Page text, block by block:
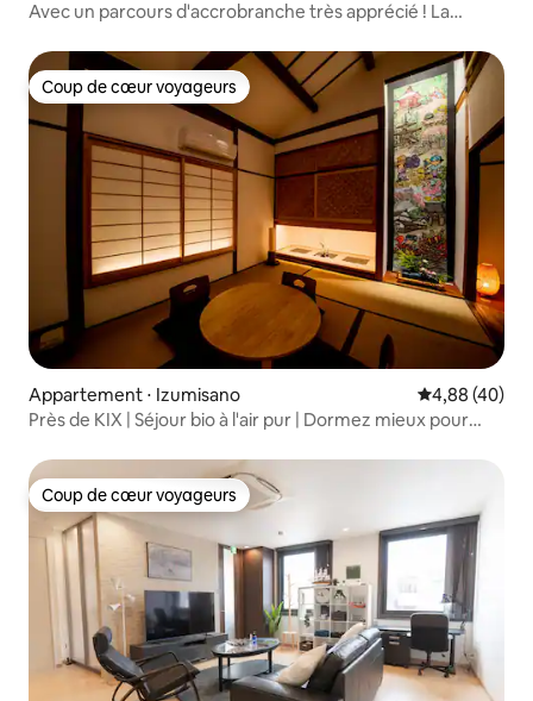
Avec un parcours d'accrobranche très apprécié ! La
de la gare, peut accueillir jusqu'à 35 personnes ! À deux
pas d'USJ
Coup de cœur voyageurs
Coup de cœur voyageurs
Appartement ⋅ Izumisano Évaluation
4,88 (40)
Près de KIX | Séjour bio à l'air pur | Dormez mieux pour
Coup de cœur voyageurs
Coup de cœur voyageurs